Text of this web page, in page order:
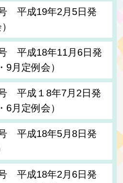
平成19年2月5日発
平成18年11月6日発
9月定例会）
平成１8年7月2日発
6月定例会）
平成18年5月8日発
平成18年2月6日発